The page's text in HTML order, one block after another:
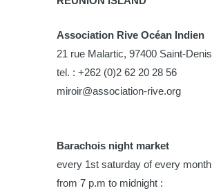
Association Rive Océan Indien
21 rue Malartic, 97400 Saint-Denis
tel. : +262 (0)2 62 20 28 56
miroir@association-rive.org
Barachois night market
every 1st saturday of every month
from 7 p.m to midnight :